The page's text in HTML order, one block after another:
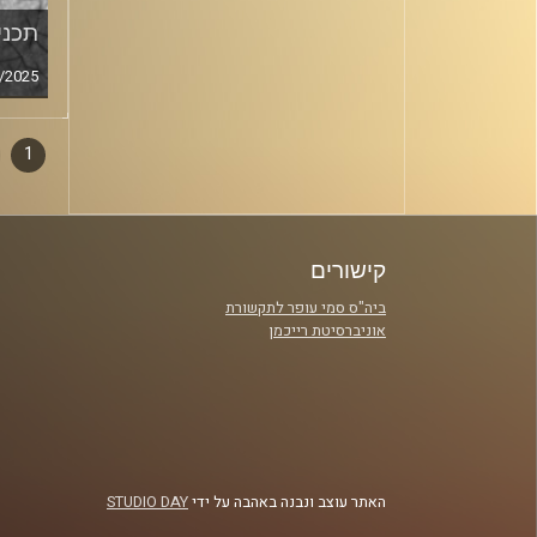
סגירה
1
קישורים
ביה"ס סמי עופר לתקשורת
אוניברסיטת רייכמן
האתר עוצב ונבנה באהבה על ידיSTUDIO DAY